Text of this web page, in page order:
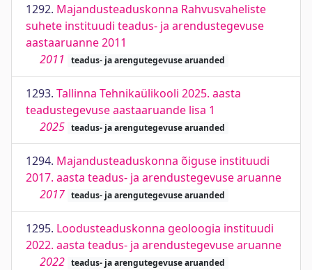
1292. Majandusteaduskonna Rahvusvaheliste
suhete instituudi teadus- ja arendustegevuse
aastaaruanne 2011
2011
teadus- ja arengutegevuse aruanded
1293. Tallinna Tehnikaülikooli 2025. aasta
teadustegevuse aastaaruande lisa 1
2025 teadus- ja arengutegevuse aruanded
1294. Majandusteaduskonna õiguse instituudi
2017. aasta teadus- ja arendustegevuse aruanne
2017 teadus- ja arengutegevuse aruanded
1295. Loodusteaduskonna geoloogia instituudi
2022. aasta teadus- ja arendustegevuse aruanne
2022 teadus- ja arengutegevuse aruanded